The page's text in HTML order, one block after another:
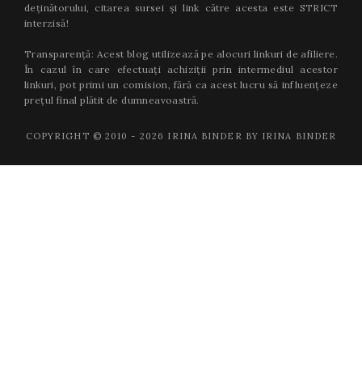
deținătorului, citarea sursei și link către acesta este STRICT
interzisă!
Transparență: Acest blog utilizează pe alocuri linkuri de afiliere.
În cazul în care efectuați achiziții prin intermediul acestor
linkuri, pot primi un comision, fără ca acest lucru să influențeze
prețul final plătit de dumneavoastră.
COPYRIGHT © 2010 - 2026 IRINA BINDER BY IRINA BINDER